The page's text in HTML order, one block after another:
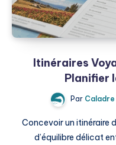
Itinéraires
Planifier
ParCaladre
Concevoir un itinéraire
d’équilibre délicat